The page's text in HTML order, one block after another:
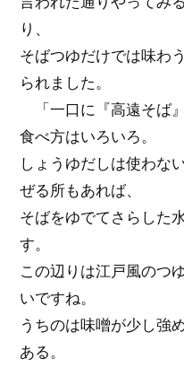
り、
そばつゆだけでは味わ
られました。
「一口に『高遠そば
食べ方はいろいろ。
しょうゆだしは使わな
ぜる所もあれば、
そばをゆでてさらした
す。
この辺りは江戸風のつ
いですね。
うちのは味噌が少し強
ある。